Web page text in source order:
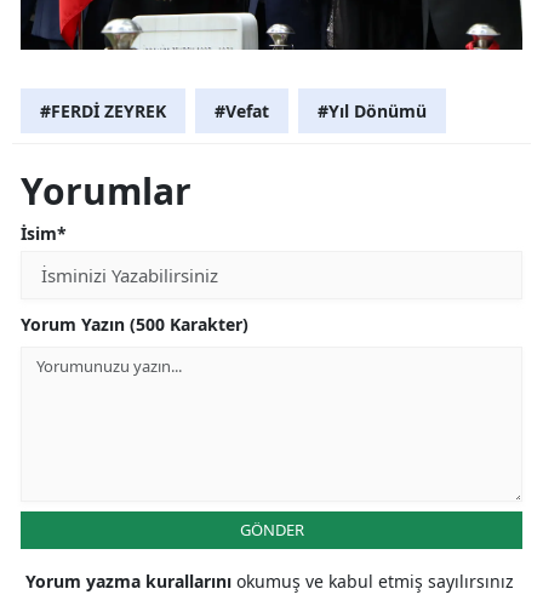
#FERDİ ZEYREK #Vefat #Yıl Dönümü
Yorumlar
İsim*
Yorum Yazın (500 Karakter)
GÖNDER
Yorum yazma kurallarını okumuş ve kabul etmiş sayılırsınız